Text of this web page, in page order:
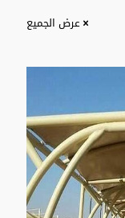
عرض الجميع